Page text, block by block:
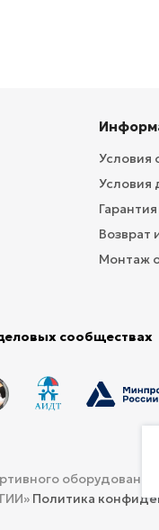
Условия
Условия
Возврат
Монтаж
сообществах
Политика